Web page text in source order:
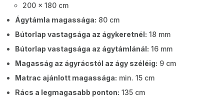
200 x 180 cm
Ágytámla magassága: 80 cm
Bútorlap vastagsága az ágykeretnél: 18 mm
Bútorlap vastagsága az ágytámlánál: 16 mm
Magasság az ágyrácstól az ágy széléig: 9 cm
Matrac ajánlott magassága: min. 15 cm
Rács a legmagasabb ponton: 135 cm